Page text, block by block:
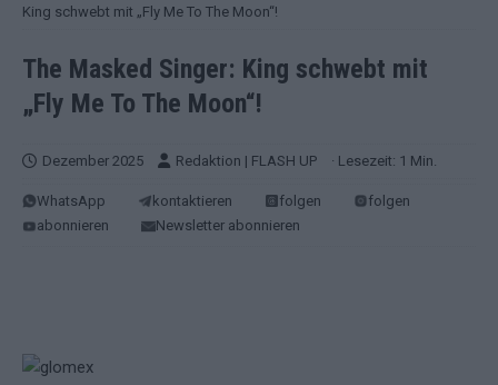
King schwebt mit „Fly Me To The Moon“!
The Masked Singer: King schwebt mit
„Fly Me To The Moon“!
Dezember 2025 Redaktion | FLASH UP · Lesezeit: 1 Min.
WhatsApp kontaktieren folgen
folgen
abonnieren
Newsletter abonnieren